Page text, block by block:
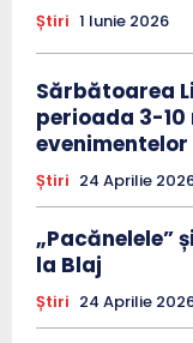
Știri 1 Iunie 2026
Sărbătoarea
perioada 3-
evenimentelor
Știri 24 Aprilie
„Pacănelele”
la Blaj
Știri 24 Aprilie